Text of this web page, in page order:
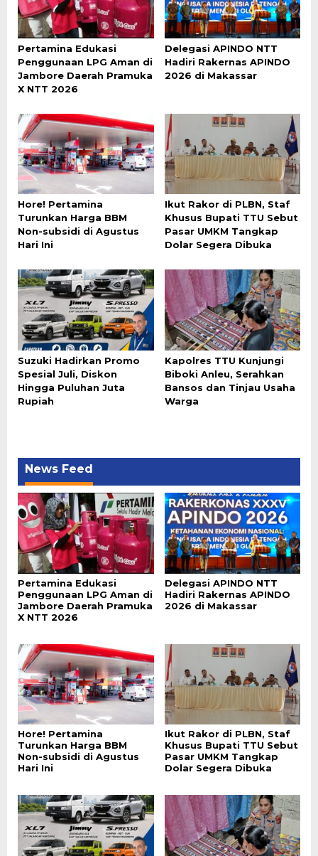
Pertamina Edukasi
Penggunaan LPG Aman di
Jambore Daerah Pramuka
X NTT 2026
Delegasi APINDO NTT
Hadiri Rakernas APINDO
2026 di Makassar
Hore! Pertamina
Turunkan Harga BBM
Non-subsidi di Agustus
Hari Ini
Ikut Rakor di PLBN, Staf
Khusus Bupati TTU Sebut
Pasar UMKM Tangkap
Dolar Segera Dibuka
Suzuki Hadirkan Promo
Spesial Juli, Diskon
Hingga Puluhan Juta
Rupiah
Kapolres TTU Kunjungi
Biboki Anleu, Serahkan
Bansos dan Tinjau Usaha
Warga
News Feed
Pertamina Edukasi
Penggunaan LPG Aman di
Jambore Daerah Pramuka
X NTT 2026
Delegasi APINDO NTT
Hadiri Rakernas APINDO
2026 di Makassar
Hore! Pertamina
Turunkan Harga BBM
Non-subsidi di Agustus
Hari Ini
Ikut Rakor di PLBN, Staf
Khusus Bupati TTU Sebut
Pasar UMKM Tangkap
Dolar Segera Dibuka